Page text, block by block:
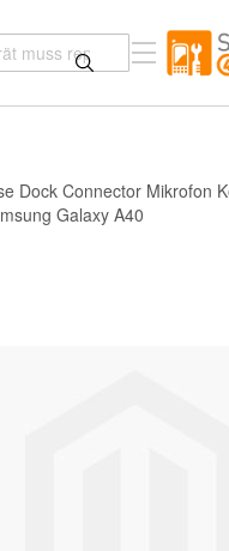
Dock Connector Mikrofon
Galaxy A40